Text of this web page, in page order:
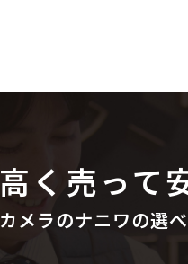
高く売って
カメラのナニワの選